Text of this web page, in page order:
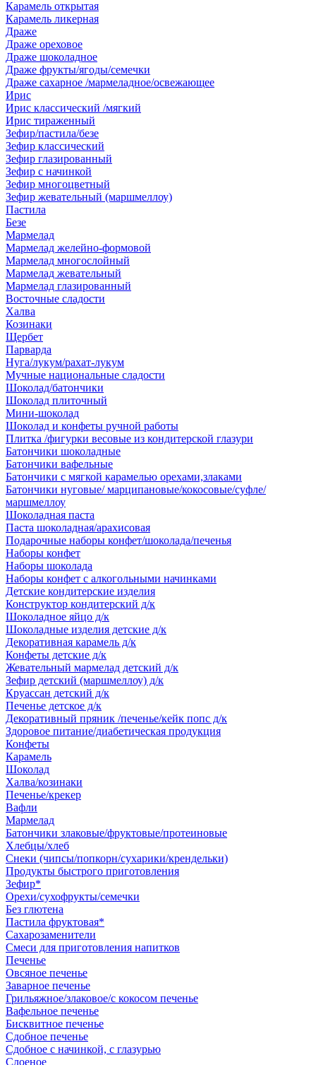
Карамель открытая
Карамель ликерная
Драже
Драже ореховое
Драже шоколадное
Драже фрукты/ягоды/семечки
Драже сахарное /мармеладное/освежающее
Ирис
Ирис классический /мягкий
Ирис тираженный
Зефир/пастила/безе
Зефир классический
Зефир глазированный
Зефир с начинкой
Зефир многоцветный
Зефир жевательный (маршмеллоу)
Пастила
Безе
Мармелад
Мармелад желейно-формовой
Мармелад многослойный
Мармелад жевательный
Мармелад глазированный
Восточные сладости
Халва
Козинаки
Щербет
Парварда
Нуга/лукум/рахат-лукум
Мучные национальные сладости
Шоколад/батончики
Шоколад плиточный
Мини-шоколад
Шоколад и конфеты ручной работы
Плитка /фигурки весовые из кондитерской глазури
Батончики шоколадные
Батончики вафельные
Батончики с мягкой карамелью орехами,злаками
Батончики нуговые/ марципановые/кокосовые/суфле/
маршмеллоу
Шоколадная паста
Паста шоколадная/арахисовая
Подарочные наборы конфет/шоколада/печенья
Наборы конфет
Наборы шоколада
Наборы конфет с алкогольными начинками
Детские кондитерские изделия
Конструктор кондитерский д/к
Шоколадное яйцо д/к
Шоколадные изделия детские д/к
Декоративная карамель д/к
Конфеты детские д/к
Жевательный мармелад детский д/к
Зефир детский (маршмеллоу) д/к
Круассан детский д/к
Печенье детское д/к
Декоративный пряник /печенье/кейк попс д/к
Здоровое питание/диабетическая продукция
Конфеты
Карамель
Шоколад
Халва/козинаки
Печенье/крекер
Вафли
Мармелад
Батончики злаковые/фруктовые/протеиновые
Хлебцы/хлеб
Снеки (чипсы/попкорн/сухарики/крендельки)
Продукты быстрого приготовления
Зефир*
Орехи/сухофрукты/семечки
Без глютена
Пастила фруктовая*
Сахарозаменители
Смеси для приготовления напитков
Печенье
Овсяное печенье
Заварное печенье
Грильяжное/злаковое/с кокосом печенье
Вафельное печенье
Бисквитное печенье
Сдобное печенье
Сдобное с начинкой, с глазурью
Слоеное